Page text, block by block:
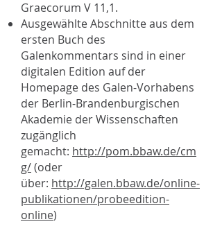
Graecorum V 11,1.
Ausgewählte Abschnitte aus dem
ersten Buch des
Galenkommentars sind in einer
digitalen Edition auf der
Homepage des Galen-Vorhabens
der Berlin-Brandenburgischen
Akademie der Wissenschaften
zugänglich
gemacht: http://pom.bbaw.de/cm
g/(oder
über: http://galen.bbaw.de/online-
publikationen/probeedition-
online)